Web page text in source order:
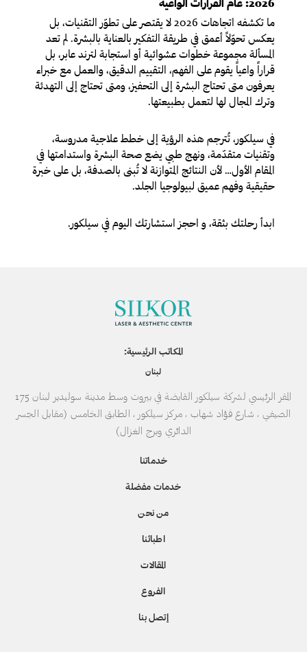
ما تكشفه اتجاهات 2026 لا يقتصر على تطوّر التقنيات، بل
يعكس تحوّلاً أعمق في طريقة التفكير بالعناية بالبشرة. لم تعد
المسألة مجموعة خطوات عشوائية أو استجابة لترند عابر، بل
قراراً واعياً يقوم على الفهم، التقييم الدقيق، والعمل مع خبراء
يعرفون متى تحتاج البشرة إلى التحفيز، ومتى تحتاج إلى التهدئة
وترك المجال لها لتعمل بطبيعتها.
في سيلكور، تُترجم هذه الرؤية إلى خطط علاجية مدروسة،
وتقنيات متقدّمة، ونهج طبي يضع صحة البشرة واستدامتها في
المقام الأول… لأن النتائج المتوازنة لا تُبنى بالصدفة، بل على خبرة
حقيقية وفهم عميق لبيولوجيا الجلد.
ابدأ رحلتك بثقة، و احجز استشارتك اليوم في سيلكور.
المكاتب الرئيسية:
لبنان
المقر الرئيسي لشركة سيلكور القابضة في بيروت وسط مدينة سوليدير لبنان 175
الصيفي ، شارع فؤاد شهاب ، مركز سيلكور ، الطابق الخامس (مقابل الجسر
الدائري وبرج الغزال)
خدماتنا
خدمات مفضلة
من نحن
اطبائنا
المقالات
الفروع
إتصل بنا